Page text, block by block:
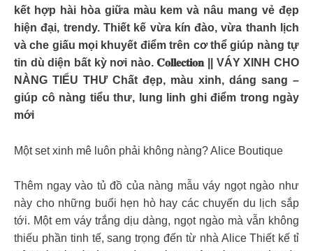
kết hợp hài hòa giữa màu kem và nâu mang vẻ đẹp
hiện đại, trendy. Thiết kế vừa kín đào, vừa thanh lịch
và che giấu mọi khuyết điểm trên cơ thể giúp nàng tự
tin dù diện bất kỳ nơi nào. 𝐂𝐨𝐥𝐥𝐞𝐜𝐭𝐢𝐨𝐧 || VÁY XINH CHO
NÀNG TIỂU THƯ Chất đẹp, màu xinh, dáng sang –
giúp cô nàng tiểu thư, lung linh ghi điểm trong ngày
mới
Một set xinh mê luôn phải không nàng? Alice Boutique
Thêm ngay vào tủ đồ của nàng mẫu váy ngọt ngào như
này cho những buổi hẹn hò hay các chuyến du lịch sắp
tới. Một em váy trắng dịu dàng, ngọt ngào mà vẫn không
thiếu phần tinh tế, sang trọng đến từ nhà Alice Thiết kế tỉ